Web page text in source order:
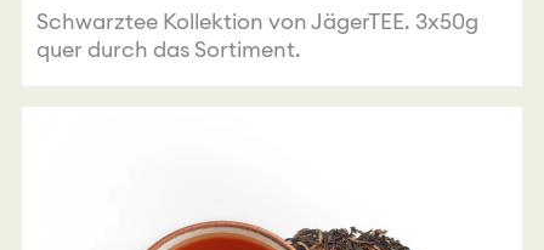
Schwarztee Kollektion von JägerTEE. 3x50g
quer durch das Sortiment.